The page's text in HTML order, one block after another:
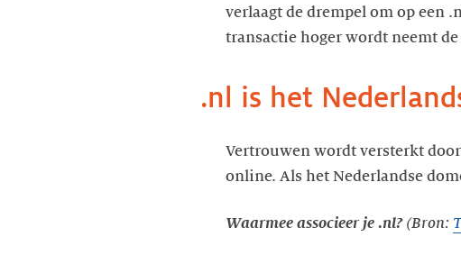
verlaagt de drempel om op een
transactie hoger wordt neemt
.nl is het
Vertrouwen wordt versterkt
online. Als het Nederlandse
Waarmee associeer je .nl? (Bron: